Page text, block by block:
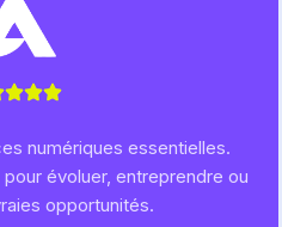
numériques essentielles.
évoluer, entreprendre ou
opportunités.